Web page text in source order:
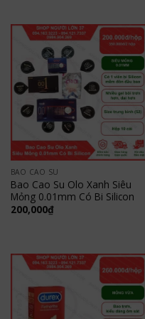
đến
350,000₫
BAO CAO SU
Bao Cao Su Olo Xanh Siêu
Mỏng 0.01mm Có Bi Silicon
200,000₫